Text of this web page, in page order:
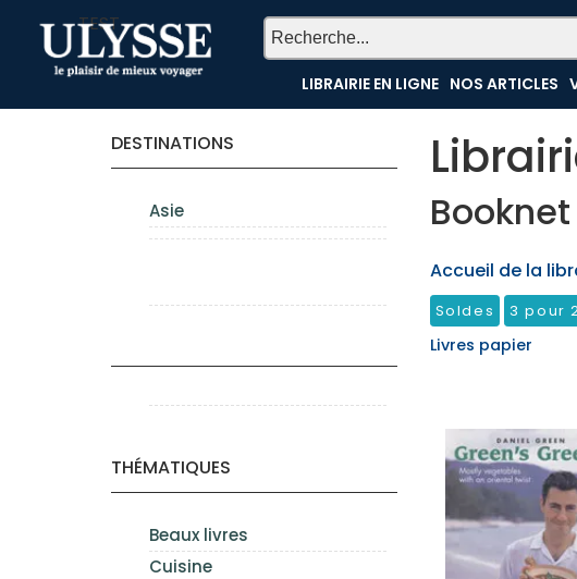
TEST
LIBRAIRIE EN LIGNE NOS ARTICLES
DESTINATIONS
Asie
THÉMATIQUES
Beaux livres
Cuisine
Accueil de la
Soldes 3 pour
Livres papier